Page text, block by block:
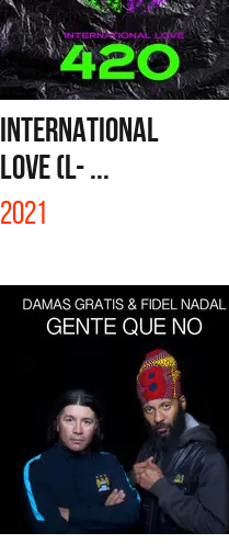
INTERNATIONAL
LOVE (L- ...
2021